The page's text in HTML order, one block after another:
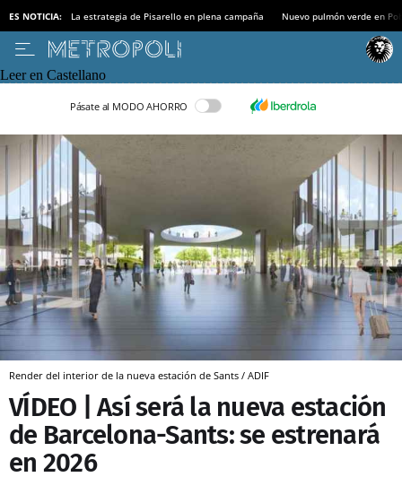
ES NOTICIA: La estrategia de Pisarello en plena campaña Nuevo pulmón verde en
Leer en Castellano
Pásate al MODO AHORRO
Render del interior de la nueva estación de Sants / ADIF
VÍDEO | Así será la nueva estación
de Barcelona-Sants: se estrenará
en 2026